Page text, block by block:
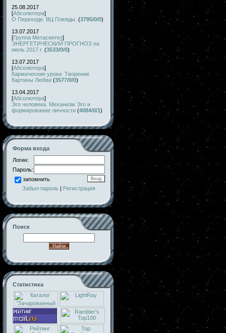
25.08.2017
[Абсолютера]
О Переходе. ВЦ Плеяды. (3795/0/0)
13.07.2017
[Группа Метасинтез]
ЭНЕРГЕТИЧЕСКИЙ ПРОГНОЗ на
июль 2017 г. (3533/0/0)
13.07.2017
[Абсолютера]
Кармические уроки. Творение
Картины Любви (3577/0/0)
13.04.2017
[Абсолютера]
Эго человека. Механизм Эго и
формирование личности (4084/0/1)
Форма входа
Логин:
Пароль:
запомнить
Забыл пароль | Регистрация
Поиск
Статистика